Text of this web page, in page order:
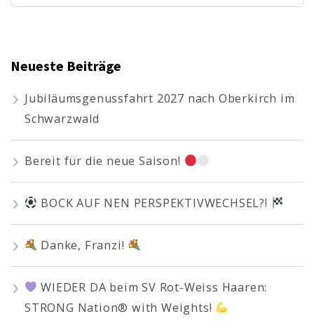
nach:
Neueste Beiträge
Jubiläumsgenussfahrt 2027 nach Oberkirch im
Schwarzwald
Bereit für die neue Saison!
BOCK AUF NEN PERSPEKTIVWECHSEL?!
Danke, Franzi!
WIEDER DA beim SV Rot-Weiss Haaren:
STRONG Nation® with Weights!